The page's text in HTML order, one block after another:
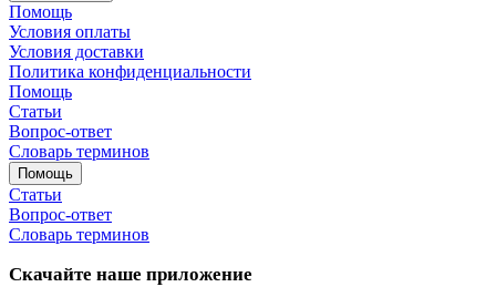
Помощь
Условия оплаты
Условия доставки
Политика конфиденциальности
Помощь
Статьи
Вопрос-ответ
Словарь терминов
Помощь
Статьи
Вопрос-ответ
Словарь терминов
Скачайте наше приложение